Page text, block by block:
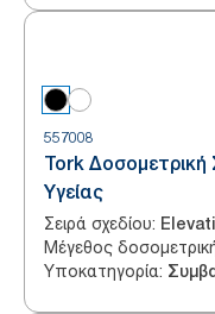
557008
Tork Δοσομετρική
Υγείας
Σειρά σχεδίου:
Μέγεθος
Υποκατηγορία: